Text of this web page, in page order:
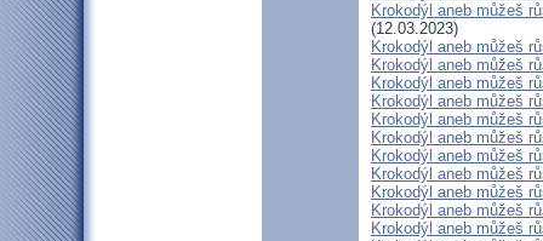
Krokodýl aneb můžeš
(12.03.2023)
Krokodýl aneb můžeš
Krokodýl aneb můžeš
Krokodýl aneb můžeš
Krokodýl aneb můžeš
Krokodýl aneb můžeš
Krokodýl aneb můžeš
Krokodýl aneb můžeš
Krokodýl aneb můžeš
Krokodýl aneb můžeš
Krokodýl aneb můžeš
Krokodýl aneb můžeš